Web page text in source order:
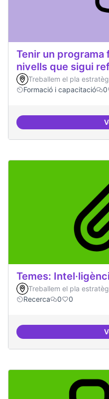
Tenir un programa
nivells que sigui
Treballem el pla
Formació i capacitació
0
Temes:
Treballem el pla
Recerca
0 0